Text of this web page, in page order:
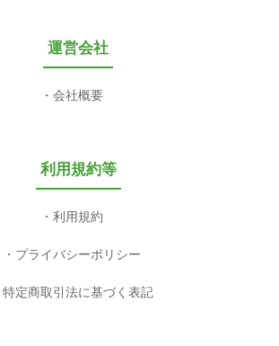
運営会社
会社概要
利用規約等
利用規約
プライバシーポリシー
特定商取引法に基づく表記